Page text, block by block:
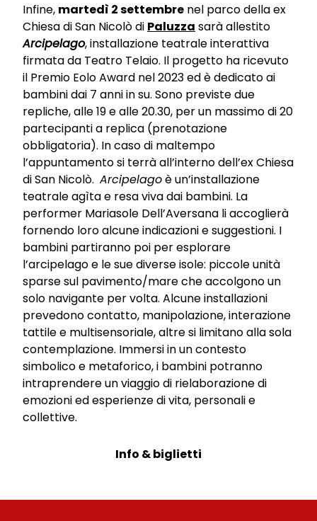
Infine, martedì 2 settembre nel parco della ex
Chiesa di San Nicolò di Paluzza sarà allestito
Arcipelago, installazione teatrale interattiva
firmata da Teatro Telaio. Il progetto ha ricevuto
il Premio Eolo Award nel 2023 ed è dedicato ai
bambini dai 7 anni in su. Sono previste due
repliche, alle 19 e alle 20.30, per un massimo di 20
partecipanti a replica (prenotazione
obbligatoria). In caso di maltempo
l’appuntamento si terrà all’interno dell’ex Chiesa
di San Nicolò. Arcipelagoè un’installazione
teatrale agìta e resa viva dai bambini. La
performer Mariasole Dell’Aversana li accoglierà
fornendo loro alcune indicazioni e suggestioni. I
bambini partiranno poi per esplorare
l’arcipelago e le sue diverse isole: piccole unità
sparse sul pavimento/mare che accolgono un
solo navigante per volta. Alcune installazioni
prevedono contatto, manipolazione, interazione
tattile e multisensoriale, altre si limitano alla sola
contemplazione. Immersi in un contesto
simbolico e metaforico, i bambini potranno
intraprendere un viaggio di rielaborazione di
emozioni ed esperienze di vita, personali e
collettive.
Info & biglietti